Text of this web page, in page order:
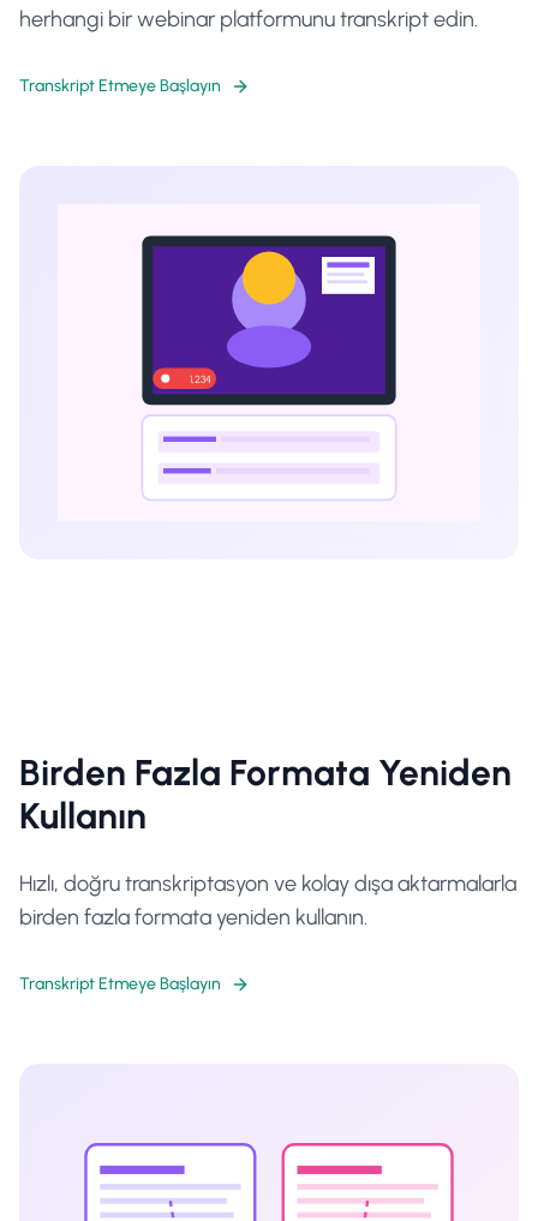
herhangi bir webinar platformunu transkript edin.
Transkript Etmeye Başlayın
1,234
Birden Fazla Formata Yeniden
Kullanın
Hızlı, doğru transkriptasyon ve kolay dışa aktarmalarla
birden fazla formata yeniden kullanın.
Transkript Etmeye Başlayın